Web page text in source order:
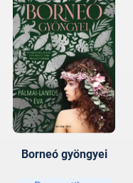
Borneó gyöngyei